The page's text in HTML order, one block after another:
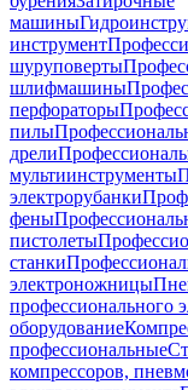
машины
инструмент
шуруповерты
шлифмашины
перфораторы
пилы
дрели
мультиинструменты
электрорубанки
фены
пистолеты
станки
электроножницы
профессионального
оборудование
профессиональные
компрессоров,